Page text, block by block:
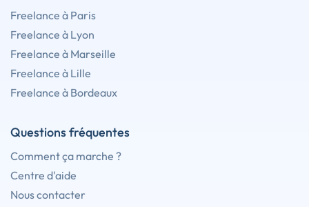
Freelance à Paris
Freelance à Lyon
Freelance à Marseille
Freelance à Lille
Freelance à Bordeaux
Questions fréquentes
Comment ça marche ?
Centre d'aide
Nous contacter